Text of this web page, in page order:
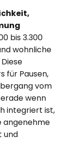
bis 3.300
wohnliche
für Pausen,
vom
wenn
integriert ist,
angenehme
und